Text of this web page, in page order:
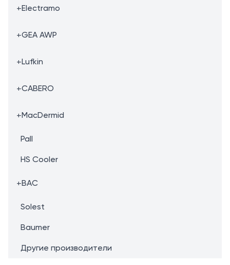
+Electramo
+GEA AWP
+Lufkin
+CABERO
+MacDermid
Pall
HS Cooler
+BAC
Solest
Baumer
Другие производители